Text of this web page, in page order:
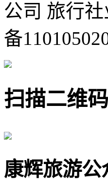
公司 旅行
备
扫描二维
康辉旅游公